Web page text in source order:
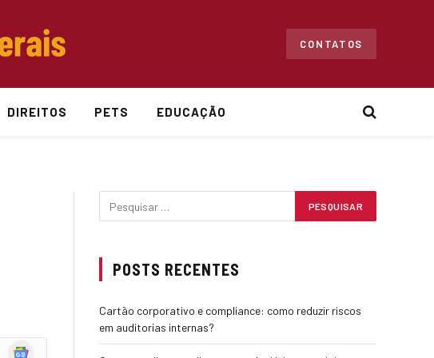
CONTATOS
DIREITOS PETS EDUCAÇÃO
Google
POSTS RECENTES
Cartão corporativo e compliance: como reduzir riscos
em auditorias internas?